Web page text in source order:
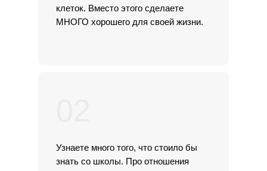
клеток. Вместо этого сделаете
МНОГО хорошего для своей жизни.
Узнаете много того, что стоило бы
знать со школы. Про отношения